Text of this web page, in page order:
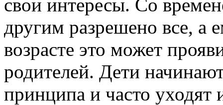
свои интересы. Со
другим разрешено все, а
возрасте это может
родителей. Дети
принципа и часто уходят